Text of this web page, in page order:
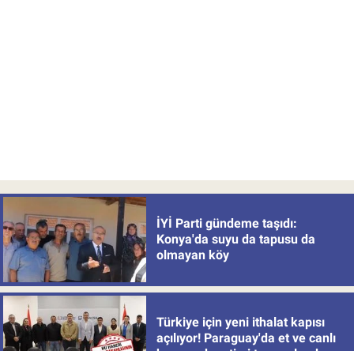
İYİ Parti gündeme taşıdı:
Konya'da suyu da tapusu da
olmayan köy
Türkiye için yeni ithalat kapısı
açılıyor! Paraguay'da et ve canlı